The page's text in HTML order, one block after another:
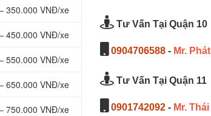
350.000 VNĐ/xe
450.000 VNĐ/xe
550.000 VNĐ/xe
650.000 VNĐ/xe
750.000 VNĐ/xe
Tư Vấn Tại Quận 10
0904706588 - Mr. Phát
Tư Vấn Tại Quận 11
0901742092 - Mr. Thái